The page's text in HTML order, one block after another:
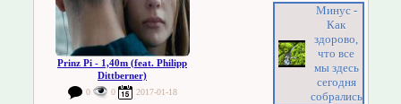
Prinz Pi - 1,40m (feat. Philipp
Dittberner)
0 0 2017-01-18
Минус -
Как
здорово,
что все
мы здесь
сегодня
собрались